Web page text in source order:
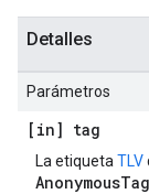
Detalles
Parámetros
[in] tag
La etiqueta TLV
AnonymousTag